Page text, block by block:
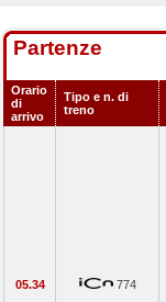
Partenze
Orario
di
arrivo
Tipo e n. di
treno
05.34 774